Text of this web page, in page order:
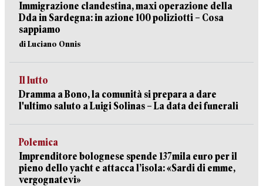
Immigrazione clandestina, maxi operazione della
Dda in Sardegna: in azione 100 poliziotti – Cosa
sappiamo
di Luciano Onnis
Il lutto
Dramma a Bono, la comunità si prepara a dare
l'ultimo saluto a Luigi Solinas – La data dei funerali
Polemica
Imprenditore bolognese spende 137mila euro per il
pieno dello yacht e attacca l’isola: «Sardi di emme,
vergognatevi»